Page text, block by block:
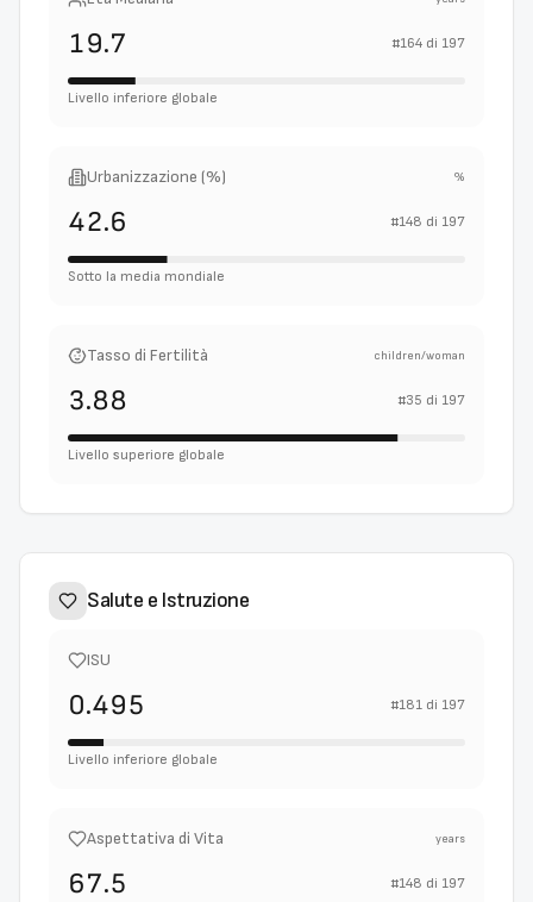
19.7 #164 di 197
Livello inferiore globale
Urbanizzazione (%) %
42.6 #148 di 197
Sotto la media mondiale
Tasso di Fertilità children/woman
3.88 #35 di 197
Livello superiore globale
Salute e Istruzione
ISU
0.495 #181 di 197
Livello inferiore globale
Aspettativa di Vita years
67.5 #148 di 197